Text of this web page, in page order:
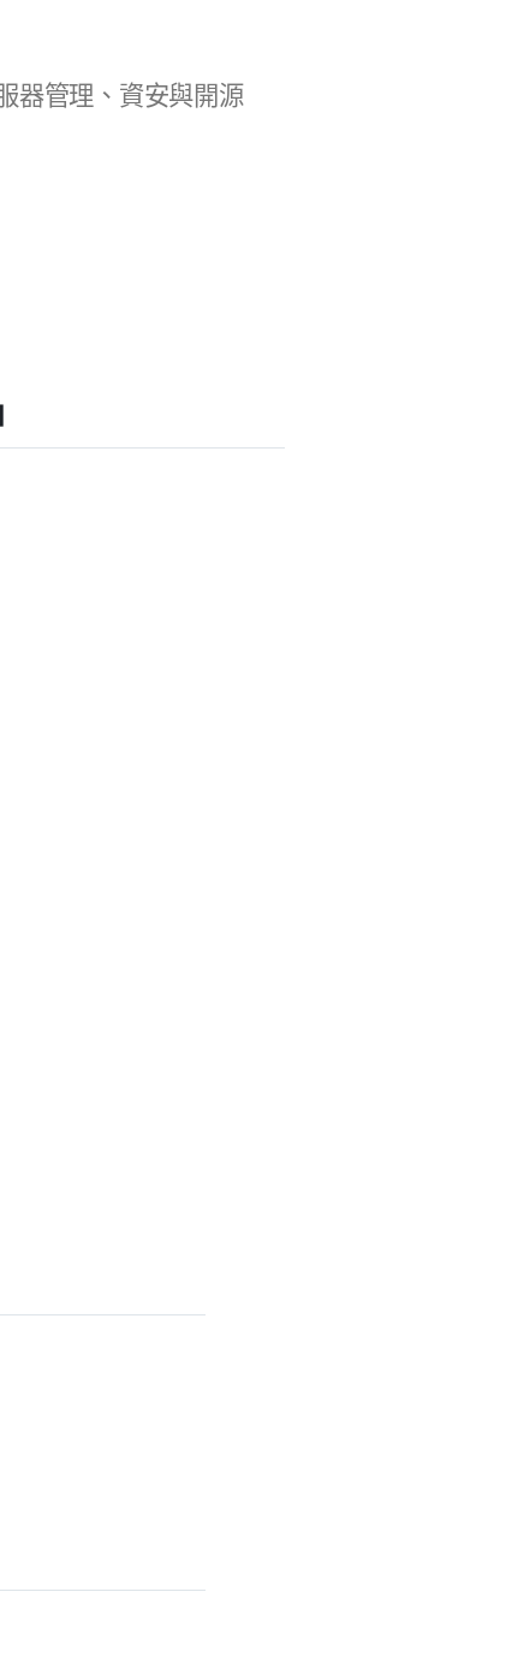
器管理、資安與開源